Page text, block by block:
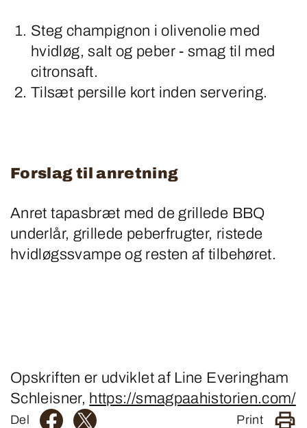
Steg champignon i olivenolie med
hvidløg, salt og peber - smag til med
citronsaft.
Tilsæt persille kort inden servering.
Forslag til anretning
Anret tapasbræt med de grillede BBQ
underlår, grillede peberfrugter, ristede
hvidløgssvampe og resten af tilbehøret.
Opskriften er udviklet af Line Everingham
Schleisner, https://smagpaahistorien.com/
Del Print